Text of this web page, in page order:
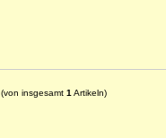
(von insgesamt 1 Artikeln)